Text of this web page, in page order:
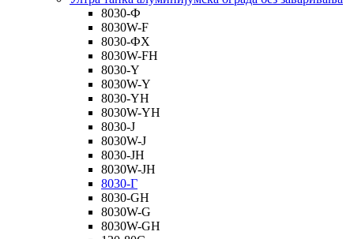
8030-Ф
8030W-F
8030-ФХ
8030W-FH
8030-Y
8030W-Y
8030-YH
8030W-YH
8030-Ј
8030W-J
8030-JH
8030W-JH
8030-Г
8030-GH
8030W-G
8030W-GH